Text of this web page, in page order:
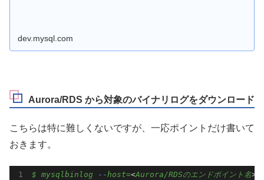
dev.mysql.com
Aurora/RDS から対象のバイナリログをダウンロード
こちらは特に難しくないですが、一応ポイントだけ書いて
おきます。
$ mysqlbinlog - -host=<Aurora/RDSのエンドポイント名>